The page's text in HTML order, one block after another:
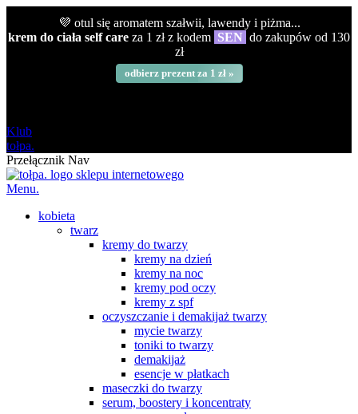
💜 otul się aromatem szałwii, lawendy i piżma...
krem do ciała self care za 1 zł z kodem SEN do zakupów od 130
zł
odbierz prezent za 1 zł »
Klub
tołpa.
Przełącznik Nav
Menu.
kobieta
twarz
kremy do twarzy
kremy na dzień
kremy na noc
kremy pod oczy
kremy z spf
oczyszczanie i demakijaż twarzy
mycie twarzy
toniki to twarzy
demakijaż
esencje w płatkach
maseczki do twarzy
serum, boostery i koncentraty